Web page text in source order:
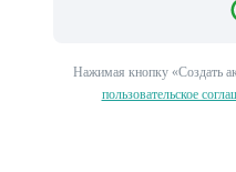
Нажимая кнопку «Создать
пользовательское